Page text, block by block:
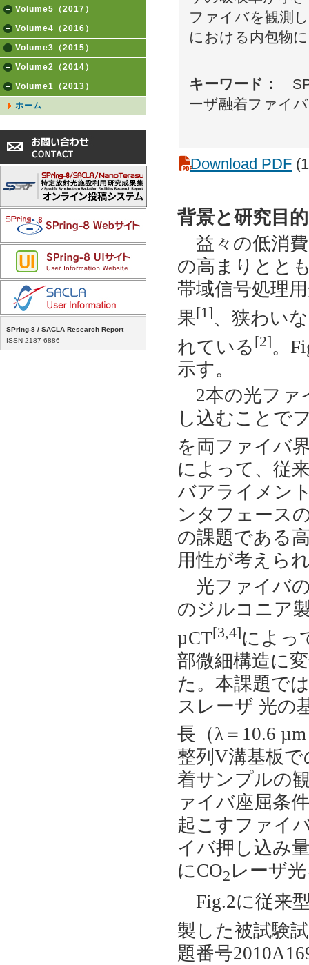
Volume5（2017）
Volume4（2016）
Volume3（2015）
Volume2（2014）
Volume1（2013）
ホーム
SPring-8 / SACLA Research Report
ISSN 2187-6886
ファイバを観測
における内包物
キーワード：
ーザ融着ファイ
Download PDF
背景と研究目
益々の低消費
の高まりとと
帯域信号処理
果[1]、狭わい
れている [2]。
示す。
2本の光ファ
し込むことで
を両ファイバ
によって、従
バアライメン
ンタフェース
の課題である
用性が考えら
光ファイバ
のジルコニア
µCT[3,4]によっ
部微細構造に
た。本課題で
スレーザ 光の
長（λ＝10.6
整列V溝基板
着サンプルの
ァイバ座屈条
起こすファイ
イバ押し込み
にCO2 レーザ
Fig.2に従来
製した被試験
題番号